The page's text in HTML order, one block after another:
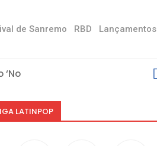
de Sanremo RBD Lançamentos
Stress’
LATINPOP